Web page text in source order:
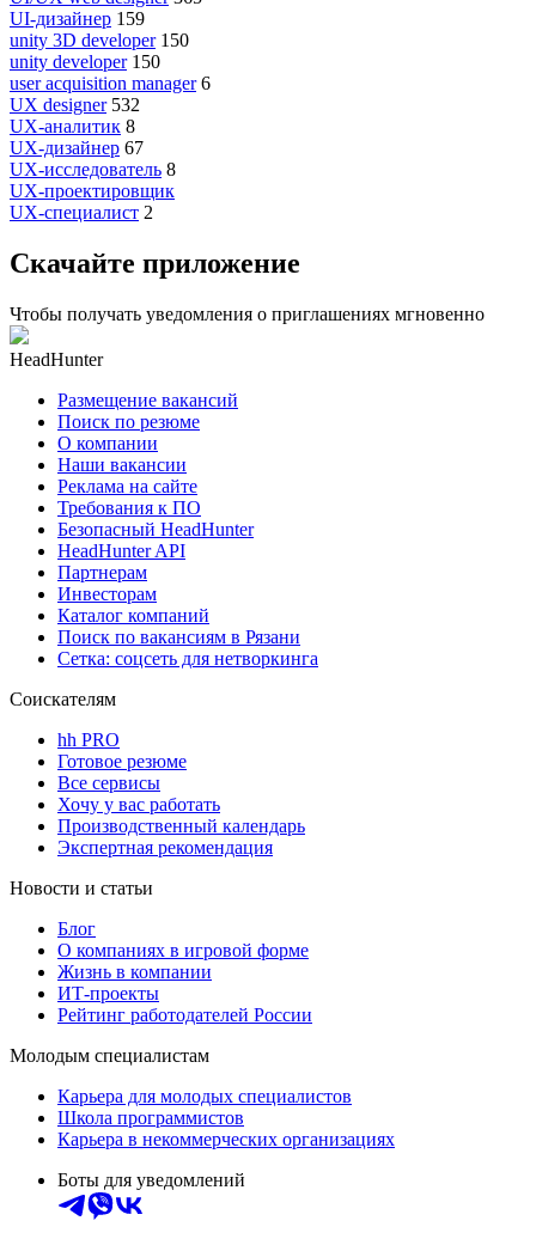
UI-дизайнер 159
unity 3D developer 150
unity developer 150
user acquisition manager 6
UX designer 532
UX-аналитик 8
UX-дизайнер 67
UX-исследователь 8
UX-проектировщик
UX-специалист 2
Скачайте приложение
Чтобы получать уведомления о приглашениях мгновенно
HeadHunter
Размещение вакансий
Поиск по резюме
О компании
Наши вакансии
Реклама на сайте
Требования к ПО
Безопасный HeadHunter
HeadHunter API
Партнерам
Инвесторам
Каталог компаний
Поиск по вакансиям в Рязани
Сетка: соцсеть для нетворкинга
Соискателям
hh PRO
Готовое резюме
Все сервисы
Хочу у вас работать
Производственный календарь
Экспертная рекомендация
Новости и статьи
Блог
О компаниях в игровой форме
Жизнь в компании
ИТ-проекты
Рейтинг работодателей России
Молодым специалистам
Карьера для молодых специалистов
Школа программистов
Карьера в некоммерческих организациях
Боты для уведомлений